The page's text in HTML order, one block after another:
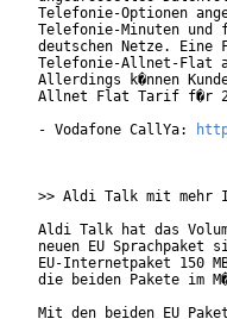
Telefonie-Optionen
Telefonie-Minuten
deutschen Netze.
Telefonie-Allnet-Flat
Allerdings k�nnen
Allnet Flat Tarif f�r
- Vodafone CallYa:
>> Aldi Talk mit mehr
Aldi Talk hat das
neuen EU
EU-Internetpaket 150
die beiden Pakete im
Mit den beiden EU